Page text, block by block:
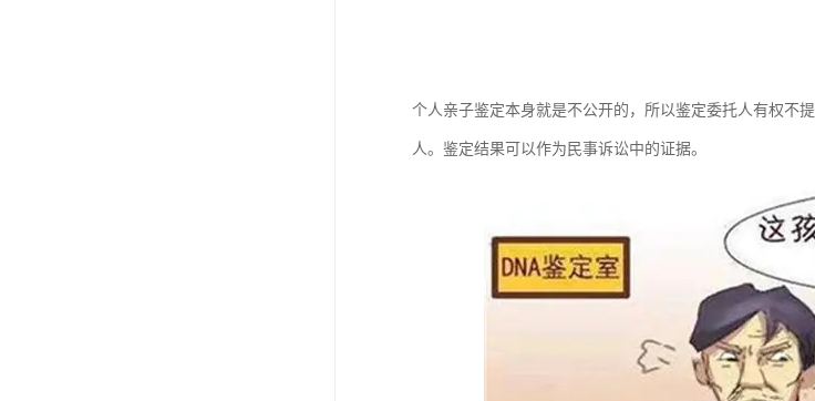
个人亲子鉴定本身就是不公开的，所以鉴定委托人有权不
人。鉴定结果可以作为民事诉讼中的证据。